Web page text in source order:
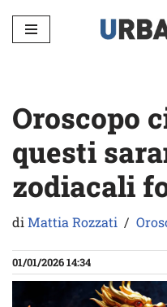
Vai
Oroscopo
questi
zodiacali
diMattia Rozzati
01/01/2026 14:34